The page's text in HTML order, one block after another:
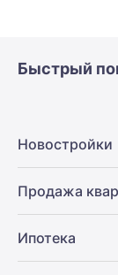
Быстрый
Новостройки
Продажа
Ипотека